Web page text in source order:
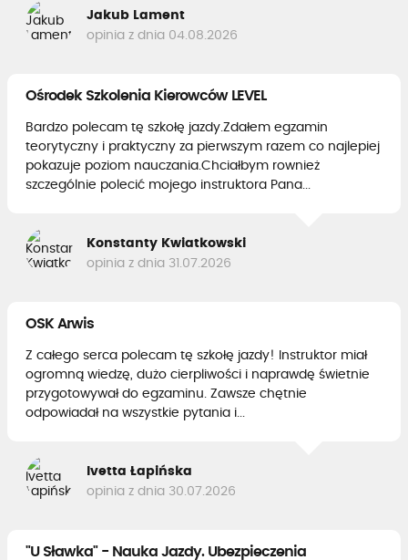
Jakub Lament
opinia z dnia 04.08.2026
Ośrodek Szkolenia Kierowców LEVEL
Bardzo polecam tę szkołę jazdy.Zdałem egzamin
teorytyczny i praktyczny za pierwszym razem co najlepiej
pokazuje poziom nauczania.Chciałbym rownież
szczególnie polecić mojego instruktora Pana...
Konstanty Kwiatkowski
opinia z dnia 31.07.2026
OSK Arwis
Z całego serca polecam tę szkołę jazdy! Instruktor miał
ogromną wiedzę, dużo cierpliwości i naprawdę świetnie
przygotowywał do egzaminu. Zawsze chętnie
odpowiadał na wszystkie pytania i...
Ivetta Łapińska
opinia z dnia 30.07.2026
"U Sławka" - Nauka Jazdy. Ubezpieczenia